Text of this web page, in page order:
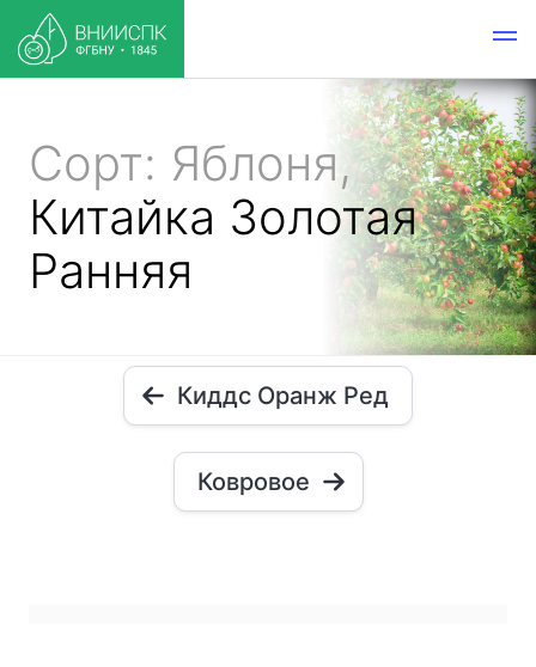
Сорт: Яблоня,
Китайка Золотая
Ранняя
Киддс Оранж Ред
Ковровое